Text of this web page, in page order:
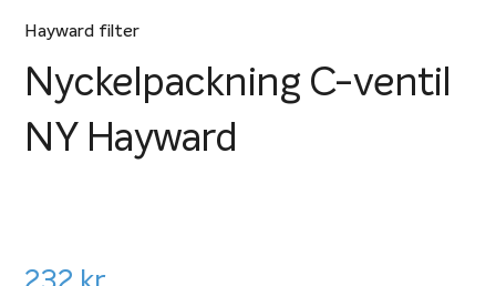
Hayward filter
Nyckelpackning C-ventil
NY Hayward